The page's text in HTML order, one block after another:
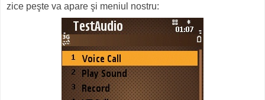
zice peşte va apare şi meniul nostru: